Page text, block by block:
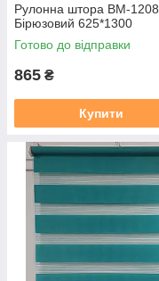
Рулонна штора ВМ-1208
Бірюзовий 625*1300
Готово до відправки
865 ₴
Купити